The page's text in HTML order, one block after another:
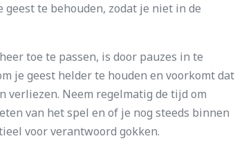
te behouden, zodat je niet in de
toe te passen, is door pauzes in te
je geest helder te houden en voorkomt dat
Neem regelmatig de tijd om
van het spel en of je nog steeds binnen
voor verantwoord gokken.